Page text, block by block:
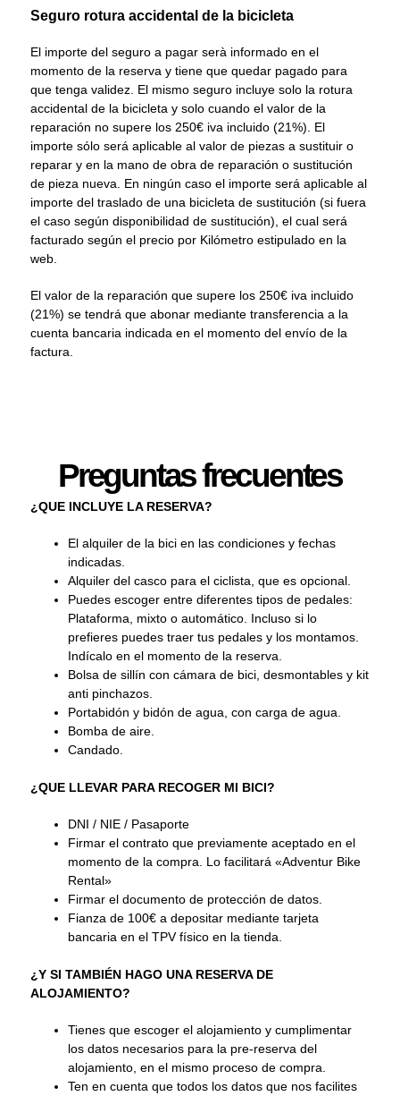
Seguro rotura accidental de la bicicleta
El importe del seguro a pagar serà informado en el
momento de la reserva y tiene que quedar pagado para
que tenga validez. El mismo seguro incluye solo la rotura
accidental de la bicicleta y solo cuando el valor de la
reparación no supere los 250€ iva incluido (21%). El
importe sólo será aplicable al valor de piezas a sustituir o
reparar y en la mano de obra de reparación o sustitución
de pieza nueva. En ningún caso el importe será aplicable al
importe del traslado de una bicicleta de sustitución (si fuera
el caso según disponibilidad de sustitución), el cual será
facturado según el precio por Kilómetro estipulado en la
web.
El valor de la reparación que supere los 250€ iva incluido
(21%) se tendrá que abonar mediante transferencia a la
cuenta bancaria indicada en el momento del envío de la
factura.
Preguntas frecuentes
¿QUE INCLUYE LA RESERVA?
El alquiler de la bici en las condiciones y fechas
indicadas.
Alquiler del casco para el ciclista, que es opcional.
Puedes escoger entre diferentes tipos de pedales:
Plataforma, mixto o automático. Incluso si lo
prefieres puedes traer tus pedales y los montamos.
Indícalo en el momento de la reserva.
Bolsa de sillín con cámara de bici, desmontables y kit
anti pinchazos.
Portabidón y bidón de agua, con carga de agua.
Bomba de aire.
Candado.
¿QUE LLEVAR PARA RECOGER MI BICI?
DNI / NIE / Pasaporte
Firmar el contrato que previamente aceptado en el
momento de la compra. Lo facilitará «Adventur Bike
Rental»
Firmar el documento de protección de datos.
Fianza de 100€ a depositar mediante tarjeta
bancaria en el TPV físico en la tienda.
¿Y SI TAMBIÉN HAGO UNA RESERVA DE
ALOJAMIENTO?
Tienes que escoger el alojamiento y cumplimentar
los datos necesarios para la pre-reserva del
alojamiento, en el mismo proceso de compra.
Ten en cuenta que todos los datos que nos facilites